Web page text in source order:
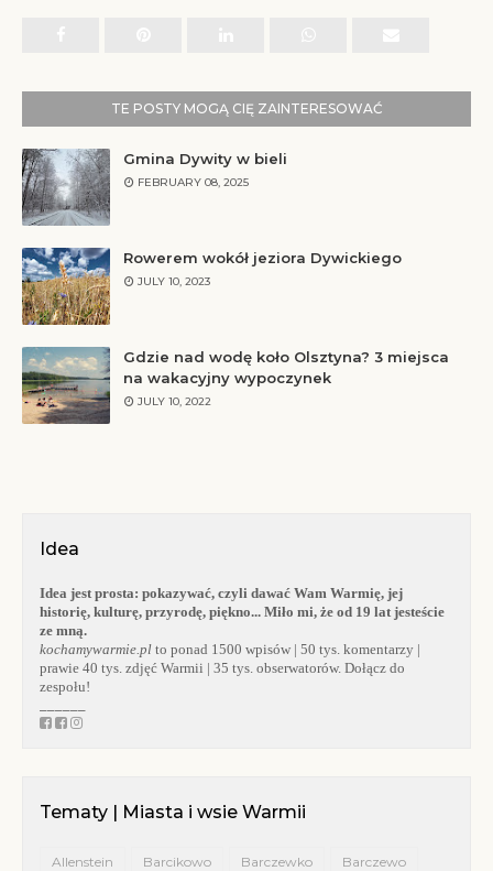
TE POSTY MOGĄ CIĘ ZAINTERESOWAĆ
Gmina Dywity w bieli
FEBRUARY 08, 2025
Rowerem wokół jeziora Dywickiego
JULY 10, 2023
Gdzie nad wodę koło Olsztyna? 3 miejsca
na wakacyjny wypoczynek
JULY 10, 2022
Idea
Idea jest prosta: pokazywać, czyli dawać Wam Warmię, jej
historię, kulturę, przyrodę, piękno... Miło mi, że od 19 lat jesteście
ze mną.
kochamywarmie.pl to ponad 1500 wpisów | 50 tys. komentarzy |
prawie 40 tys. zdjęć Warmii | 35 tys. obserwatorów. Dołącz do
zespołu!
Tematy | Miasta i wsie Warmii
Allenstein Barcikowo Barczewko Barczewo